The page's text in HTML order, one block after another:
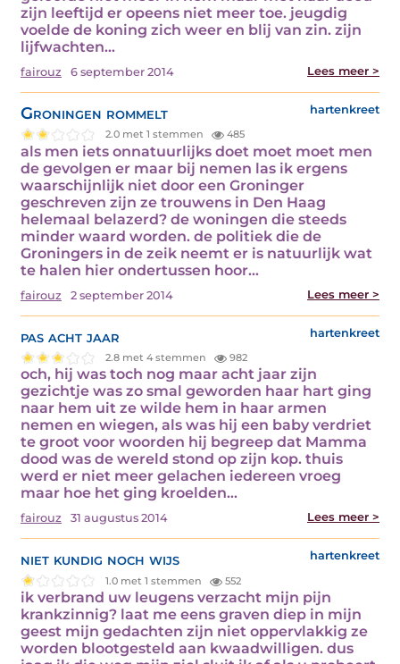
zijn leeftijd er opeens niet meer toe. jeugdig
voelde de koning zich weer en blij van zin. zijn
lijfwachten…
fairouz 6 september 2014 Lees meer >
Groningen rommelt hartenkreet
2.0 met 1 stemmen 485
als men iets onnatuurlijks doet moet moet men
de gevolgen er maar bij nemen las ik ergens
waarschijnlijk niet door een Groninger
geschreven zijn ze trouwens in Den Haag
helemaal belazerd? de woningen die steeds
minder waard worden. de politiek die de
Groningers in de zeik neemt er is natuurlijk wat
te halen hier ondertussen hoor…
fairouz 2 september 2014 Lees meer >
pas acht jaar hartenkreet
2.8 met 4 stemmen 982
och, hij was toch nog maar acht jaar zijn
gezichtje was zo smal geworden haar hart ging
naar hem uit ze wilde hem in haar armen
nemen en wiegen, als was hij een baby verdriet
te groot voor woorden hij begreep dat Mamma
dood was de wereld stond op zijn kop. thuis
werd er niet meer gelachen iedereen vroeg
maar hoe het ging kroelden…
fairouz 31 augustus 2014 Lees meer >
niet kundig noch wijs hartenkreet
1.0 met 1 stemmen 552
ik verbrand uw leugens verzacht mijn pijn
krankzinnig? laat me eens graven diep in mijn
geest mijn gedachten zijn niet oppervlakkig ze
worden blootgesteld aan kwaadwilligen. dus